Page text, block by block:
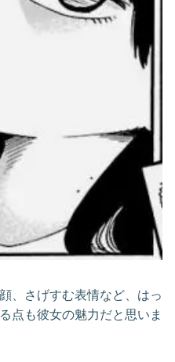
、さげすむ表情など、はっ
点も彼女の魅力だと思いま